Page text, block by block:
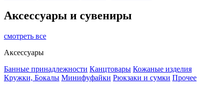
Аксессуары и сувениры
смотреть все
Аксессуары
Банные принадлежности Канцтовары Кожаные изделия
Кружки, Бокалы Минифуфайки Рюкзаки и сумки Прочее